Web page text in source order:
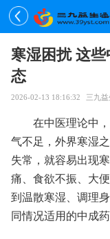
寒湿困扰 这
态
2026-02-13 18:16:32 三九益
在中医理论中
气不足，外界寒湿
失常，就容易出现
痛、食欲不振、大
到温散寒湿、调理
同情况适用的中成药